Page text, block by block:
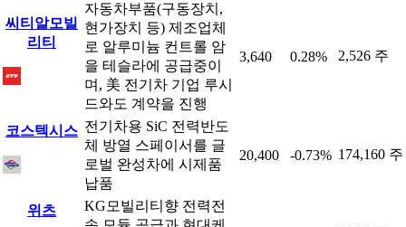
씨티알모빌
리티
자동차부품(구동장치,
현가장치 등) 제조업체
로 알루미늄 컨트롤 암
을 테슬라에 공급중이
며, 美 전기차 기업 루시
드와도 계약을 진행
3,640 0.28% 2,526 주
코스텍시스 전기차용 SiC 전력반도
체 방열 스페이서를 글
로벌 완성차에 시제품
납품
20,400 -0.73% 174,160 주
위츠
KG모빌리티향 전력전